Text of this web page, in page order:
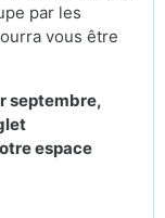
par les
vous être
septembre,
espace